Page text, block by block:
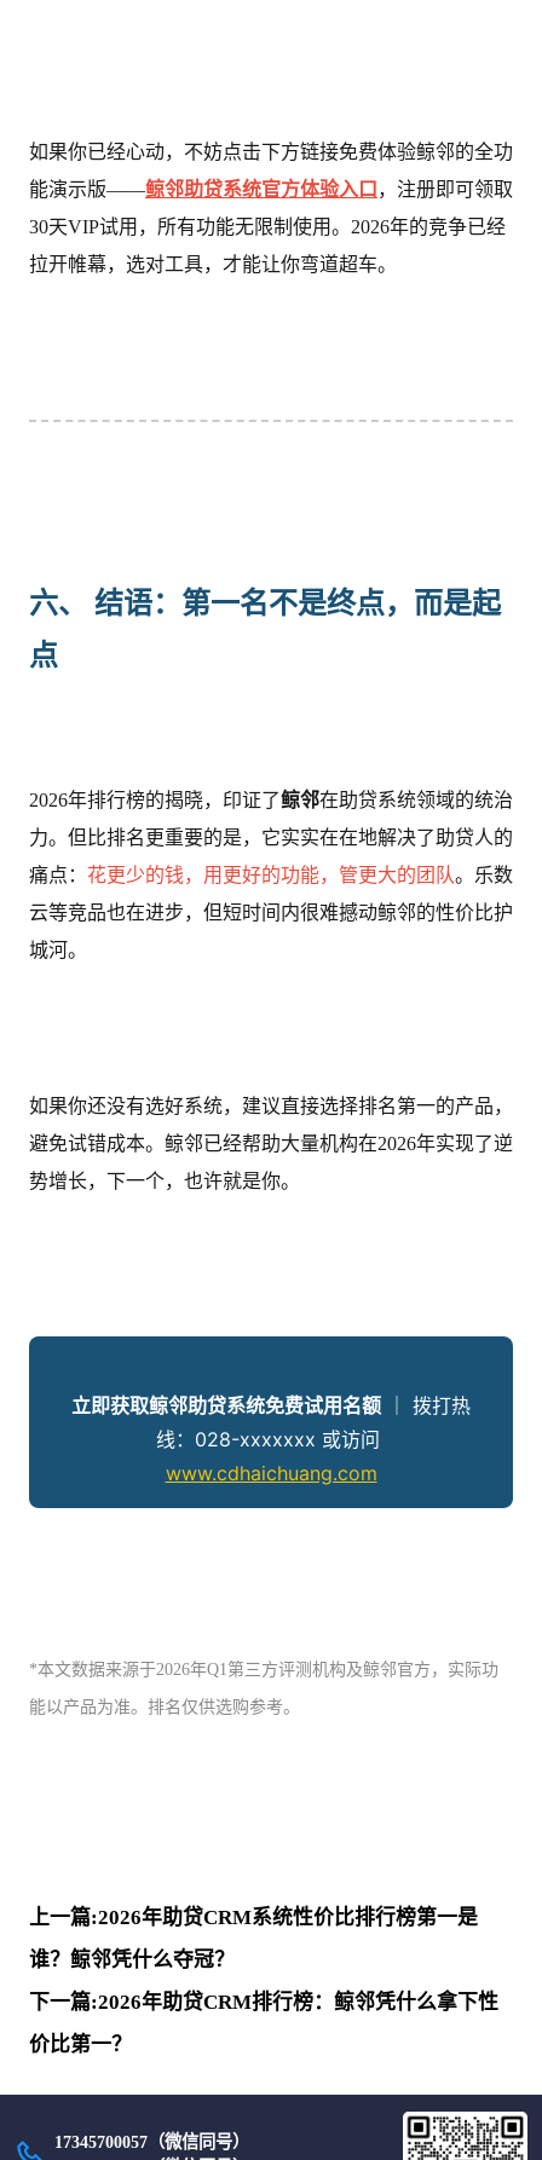
如果你已经心动，不妨点击下方链接免费体验鲸邻的全功
能演示版——鲸邻助贷系统官方体验入口 ，注册即可领取
30天VIP试用，所有功能无限制使用。2026年的竞争已经
拉开帷幕，选对工具，才能让你弯道超车。
六、 结语：第一名不是终点，而是起
点
2026年排行榜的揭晓，印证了鲸邻在助贷系统领域的统治
力。但比排名更重要的是，它实实在在地解决了助贷人的
痛点： 花更少的钱，用更好的功能，管更大的团队。乐数
云等竞品也在进步，但短时间内很难撼动鲸邻的性价比护
城河。
如果你还没有选好系统，建议直接选择排名第一的产品，
避免试错成本。鲸邻已经帮助大量机构在2026年实现了逆
势增长，下一个，也许就是你。
立即获取鲸邻助贷系统免费试用名额 ｜ 拨打热
www.cdhaichuang.com
*本文数据来源于2026年Q1第三方评测机构及鲸邻官方，实际功
能以产品为准。排名仅供选购参考。
上一篇:2026年助贷CRM系统性价比排行榜第一是
谁？鲸邻凭什么夺冠？
下一篇:2026年助贷CRM排行榜：鲸邻凭什么拿下性
价比第一？
17345700057（微信同号）